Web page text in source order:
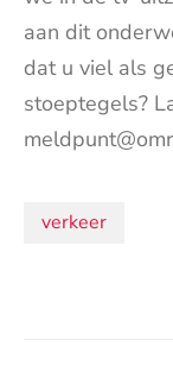
aan dit
dat u viel als
stoeptegels?
verkeer